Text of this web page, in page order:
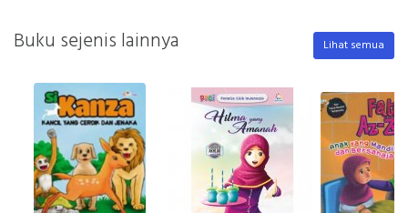
Buku sejenis lainnya Lihat semua